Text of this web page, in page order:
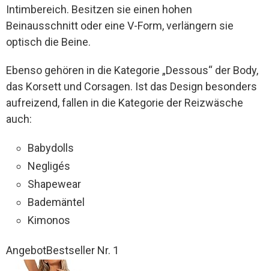
Intimbereich. Besitzen sie einen hohen
Beinausschnitt oder eine V-Form, verlängern sie
optisch die Beine.
Ebenso gehören in die Kategorie „Dessous“ der Body,
das Korsett und Corsagen. Ist das Design besonders
aufreizend, fallen in die Kategorie der Reizwäsche
auch:
Babydolls
Negligés
Shapewear
Bademäntel
Kimonos
AngebotBestseller Nr. 1